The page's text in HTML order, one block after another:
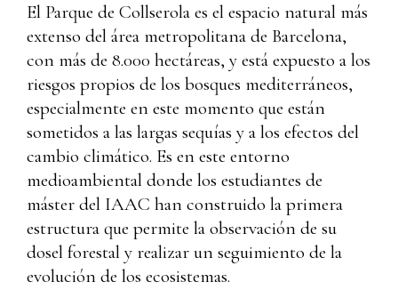
El Parque de Collserola es el espacio natural más
extenso del área metropolitana de Barcelona,
con más de 8.000 hectáreas, y está expuesto a los
riesgos propios de los bosques mediterráneos,
especialmente en este momento que están
sometidos a las largas sequías y a los efectos del
cambio climático. Es en este entorno
medioambiental donde los estudiantes de
máster del IAAC han construido la primera
estructura que permite la observación de su
dosel forestal y realizar un seguimiento de la
evolución de los ecosistemas.